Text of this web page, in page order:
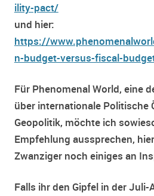
ility-pact/
und hier:
https://
n-budget-versus-fiscal-
Für Phenomenal World, eine
über internationale Politische
Geopolitik, möchte ich
Empfehlung aussprechen,
Zwanziger noch einiges an
Falls ihr den Gipfel in der